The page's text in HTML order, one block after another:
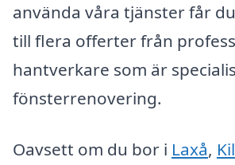
använda våra tjänster får
till flera offerter från
hantverkare som är
fönsterrenovering.
Oavsett om du bor i Laxå, Kil